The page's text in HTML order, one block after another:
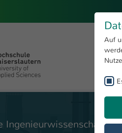
Kaiserslautern
Ingenieurwissenschaften
Auf